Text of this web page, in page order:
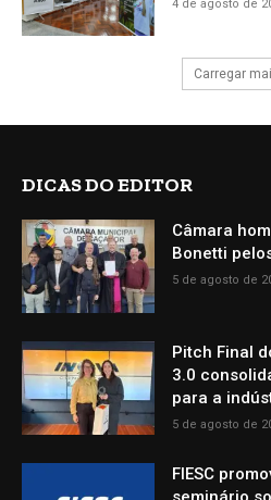
4 de agosto de
Carregar
DICAS DO EDITOR
Câmara
Bonetti
5 de agosto de
Pitch Final
3.0
para a
5 de agosto de
FIESC